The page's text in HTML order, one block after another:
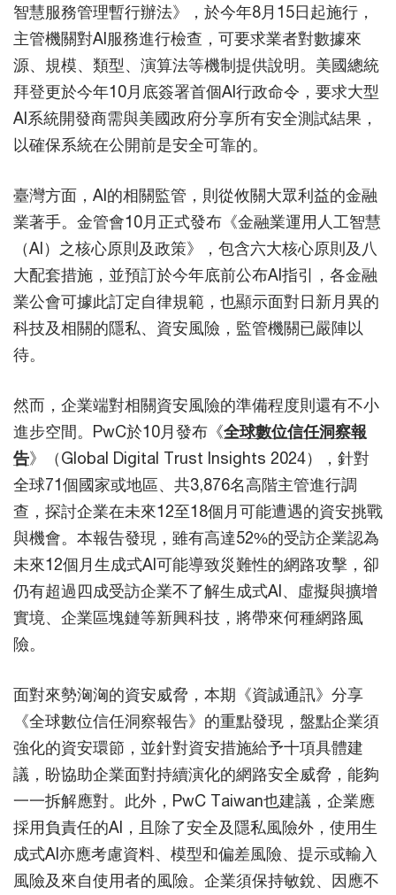
智慧服務管理暫行辦法》，於今年8月15日起施行，
主管機關對AI服務進行檢查，可要求業者對數據來
源、規模、類型、演算法等機制提供說明。美國總統
拜登更於今年10月底簽署首個AI行政命令，要求大型
AI系統開發商需與美國政府分享所有安全測試結果，
以確保系統在公開前是安全可靠的。
臺灣方面，AI的相關監管，則從攸關大眾利益的金融
業著手。金管會10月正式發布《金融業運用人工智慧
（AI）之核心原則及政策》，包含六大核心原則及八
大配套措施，並預訂於今年底前公布AI指引，各金融
業公會可據此訂定自律規範，也顯示面對日新月異的
科技及相關的隱私、資安風險，監管機關已嚴陣以
待。
然而，企業端對相關資安風險的準備程度則還有不小
進步空間。PwC於10月發布《全球數位信任洞察報
告》（Global Digital Trust Insights 2024），針對
全球71個國家或地區、共3,876名高階主管進行調
查，探討企業在未來12至18個月可能遭遇的資安挑戰
與機會。本報告發現，雖有高達52%的受訪企業認為
未來12個月生成式AI可能導致災難性的網路攻擊，卻
仍有超過四成受訪企業不了解生成式AI、虛擬與擴增
實境、企業區塊鏈等新興科技，將帶來何種網路風
險。
面對來勢洶洶的資安威脅，本期《資誠通訊》分享
《全球數位信任洞察報告》的重點發現，盤點企業須
強化的資安環節，並針對資安措施給予十項具體建
議，盼協助企業面對持續演化的網路安全威脅，能夠
一一拆解應對。此外，PwC Taiwan也建議，企業應
採用負責任的AI，且除了安全及隱私風險外，使用生
成式AI亦應考慮資料、模型和偏差風險、提示或輸入
風險及來自使用者的風險。企業須保持敏銳、因應不